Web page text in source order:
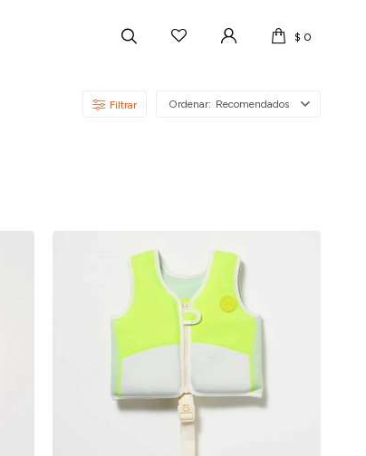
$ 0
Recomendados